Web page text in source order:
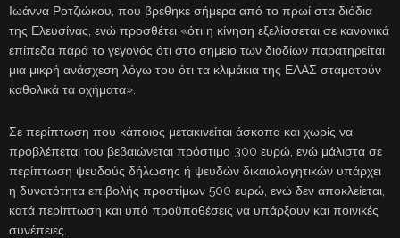
Ιωάννα Ροτζιώκου, που βρέθηκε σήμερα από το πρωί στα διόδια
της Ελευσίνας, ενώ προσθέτει «ότι η κίνηση εξελίσσεται σε κανονικά
επίπεδα παρά το γεγονός ότι στο σημείο των διοδίων παρατηρείται
μια μικρή ανάσχεση λόγω του ότι τα κλιμάκια της ΕΛΑΣ σταματούν
καθολικά τα οχήματα».
Σε περίπτωση που κάποιος μετακινείται άσκοπα και χωρίς να
προβλέπεται του βεβαιώνεται πρόστιμο 300 ευρώ, ενώ μάλιστα σε
περίπτωση ψευδούς δήλωσης ή ψευδών δικαιολογητικών υπάρχει
η δυνατότητα επιβολής προστίμων 500 ευρώ, ενώ δεν αποκλείεται,
κατά περίπτωση και υπό προϋποθέσεις να υπάρξουν και ποινικές
συνέπειες.